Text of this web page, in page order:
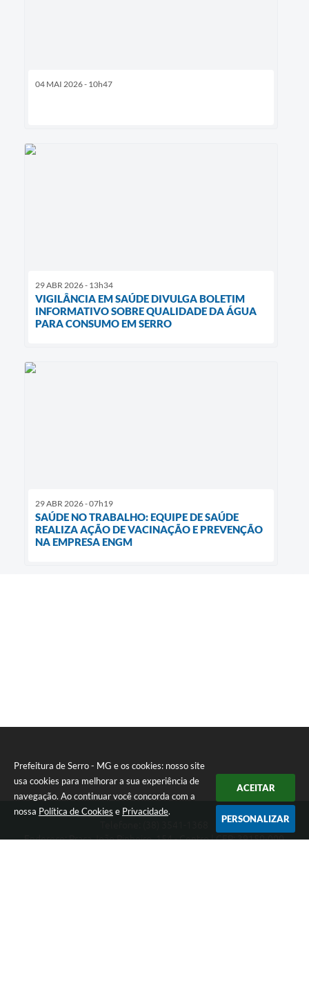
Prefeitura de Serro - MG e os cookies: nosso site
usa cookies para melhorar a sua experiência de
navegação. Ao continuar você concorda com a
nossa Política de Cookies e Privacidade.
ACEITAR
PERSONALIZAR
04 MAI 2026 - 10h47
29 ABR 2026 - 13h34
VIGILÂNCIA EM SAÚDE DIVULGA BOLETIM
INFORMATIVO SOBRE QUALIDADE DA ÁGUA
PARA CONSUMO EM SERRO
29 ABR 2026 - 07h19
SAÚDE NO TRABALHO: EQUIPE DE SAÚDE
REALIZA AÇÃO DE VACINAÇÃO E PREVENÇÃO
NA EMPRESA ENGM
Endereço: Praça João Pinheiro, 154 - Centro | CEP: 39150-000